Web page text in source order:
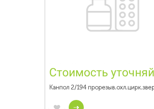
Стоимость
Канпол 2/194